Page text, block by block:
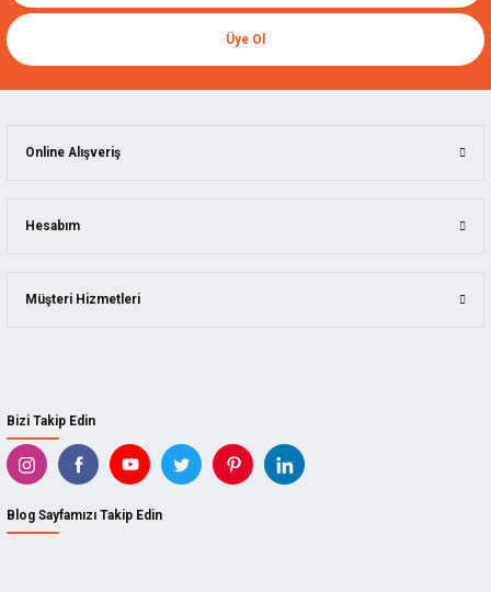
Üye Ol
Bizi Takip Edin
Blog Sayfamızı Takip Edin
Online Alışveriş
Hesabım
Müşteri Hizmetleri